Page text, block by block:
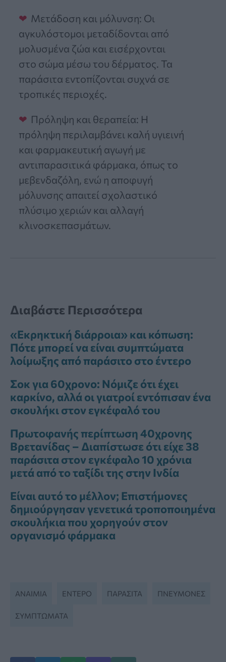
Μετάδοση και μόλυνση: Οι
αγκυλόστομοι μεταδίδονται από
μολυσμένα ζώα και εισέρχονται
στο σώμα μέσω του δέρματος. Τα
παράσιτα εντοπίζονται συχνά σε
τροπικές περιοχές.
Πρόληψη και θεραπεία: Η
πρόληψη περιλαμβάνει καλή υγιεινή
και φαρμακευτική αγωγή με
αντιπαρασιτικά φάρμακα, όπως το
μεβενδαζόλη, ενώ η αποφυγή
μόλυνσης απαιτεί σχολαστικό
πλύσιμο χεριών και αλλαγή
κλινοσκεπασμάτων.
Διαβάστε Περισσότερα
«Εκρηκτική διάρροια» και κόπωση:
Πότε μπορεί να είναι συμπτώματα
λοίμωξης από παράσιτο στο έντερο
Σοκ για 60χρονο: Νόμιζε ότι έχει
καρκίνο, αλλά οι γιατροί εντόπισαν ένα
σκουλήκι στον εγκέφαλό του
Πρωτοφανής περίπτωση 40χρονης
Βρετανίδας – Διαπίστωσε ότι είχε 38
παράσιτα στον εγκέφαλο 10 χρόνια
μετά από το ταξίδι της στην Ινδία
Είναι αυτό το μέλλον; Επιστήμονες
δημιούργησαν γενετικά τροποποιημένα
σκουλήκια που χορηγούν στον
οργανισμό φάρμακα
ΑΝΑΙΜΊΑ ΕΝΤΕΡΟ ΠΑΡΆΣΙΤΑ ΠΝΕΎΜΟΝΕΣ
ΣΥΜΠΤΏΜΑΤΑ